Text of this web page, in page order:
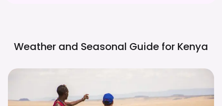
Weather and Seasonal Guide for Kenya